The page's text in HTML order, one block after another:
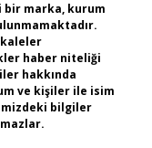
marka, kurum
haber niteliği
hakkında
ve kişiler ile isim
bilgiler